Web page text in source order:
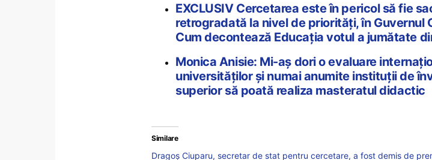
EXCLUSIV Cercetarea este în pericol să fie
retrogradată la nivel de priorități, în Guvernul
Cum decontează Educația votul a jumătate
Monica Anisie: Mi-aș dori o evaluare
universităților și numai anumite instituții de
superior să poată realiza masteratul didactic
Similare
Dragoș Ciuparu, secretar de stat pentru cercetare, a fost demis de